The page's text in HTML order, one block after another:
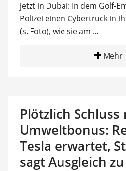
jetzt in Dubai: In dem Golf-
Polizei einen Cybertruck in
(s. Foto), wie sie am …
Mehr
Plötzlich Schluss
Umweltbonus:
Tesla erwartet,
sagt Ausgleich zu